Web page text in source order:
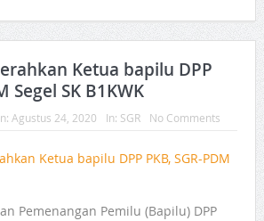
Ketua bapilu DPP
Segel SK B1KWK
Agustus 24, 2020 In: SGR No Comments
Pemenangan Pemilu (Bapilu) DPP